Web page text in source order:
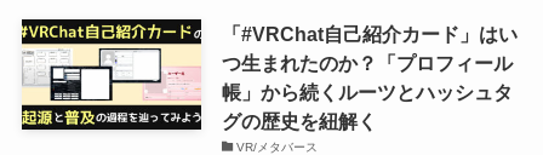
「#VRChat自己紹介カード」はい
つ生まれたのか？「プロフィール
帳」から続くルーツとハッシュタ
グの歴史を紐解く
VR/メタバース